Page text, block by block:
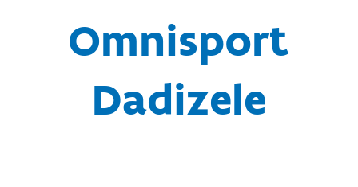
Omnisport
Dadizele